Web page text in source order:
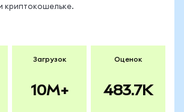
Загрузок
10M+
Оценок
483.7K